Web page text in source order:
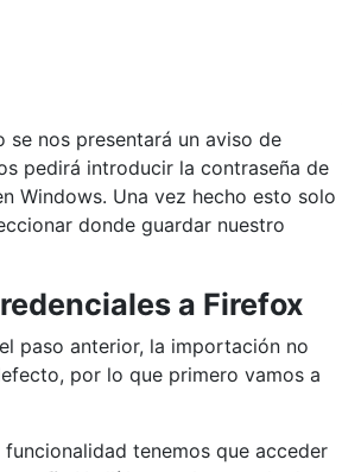
se nos presentará un aviso de
pedirá introducir la contraseña de
Windows. Una vez hecho esto solo
donde guardar nuestro
a Firefox
paso anterior, la importación no
por lo que primero vamos a
tenemos que acceder